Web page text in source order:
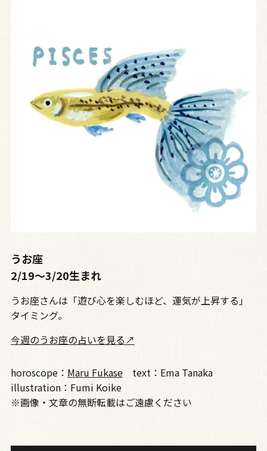
うお座
2/19〜3/20生まれ
うお座さんは「遊び心を楽しむほど、運気が上昇する」
タイミング。
今週のうお座の占いを見る↗
horoscope： Maru Fukasetext：Ema Tanaka
illustration：Fumi Koike
※画像・文章の無断転載はご遠慮ください